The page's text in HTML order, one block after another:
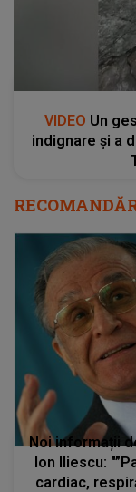
VIDEO Un
indignare și a
Noi informații
Ion Iliescu:
cardiac,